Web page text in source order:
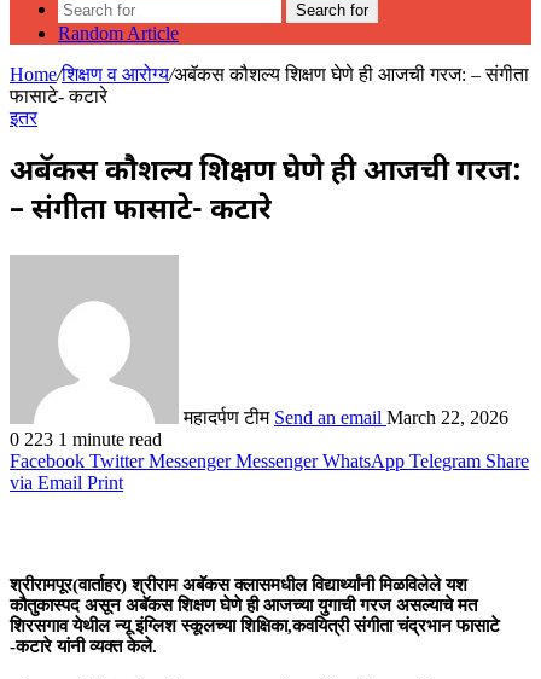
Search for
Random Article
Home/शिक्षण व आरोग्य/अबॅकस कौशल्य शिक्षण घेणे ही आजची गरज: – संगीता
फासाटे- कटारे
इतर
अबॅकस कौशल्य शिक्षण घेणे ही आजची गरज:
– संगीता फासाटे- कटारे
महादर्पण टीम Send an email March 22, 2026
0 223 1 minute read
Facebook Twitter Messenger Messenger WhatsApp Telegram Share
via Email Print
श्रीरामपूर(वार्ताहर) श्रीराम अबॅकस क्लासमधील विद्यार्थ्यांनी मिळविलेले यश
कौतुकास्पद असून अबॅकस शिक्षण घेणे ही आजच्या युगाची गरज असल्याचे मत
शिरसगाव येथील न्यू इंग्लिश स्कूलच्या शिक्षिका,कवयित्री संगीता चंद्रभान फासाटे
-कटारे यांनी व्यक्त केले.